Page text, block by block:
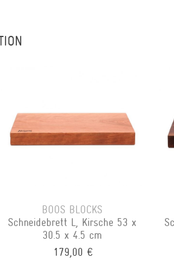
BOOS BLOCKS
Schneidebrett L, Kirsche 53 x
30.5 x 4.5 cm
179,00 €